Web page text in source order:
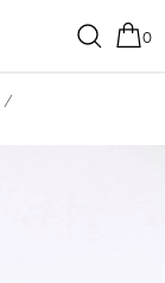
0
/